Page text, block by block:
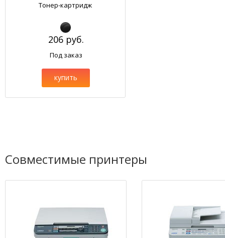
Тонер-картридж
206 руб.
Под заказ
купить
Совместимые принтеры